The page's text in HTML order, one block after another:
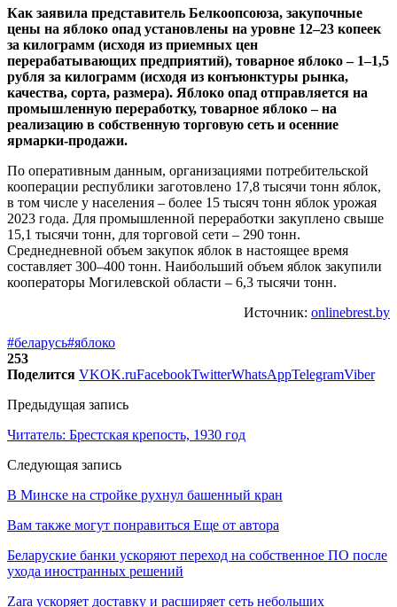
Как заявила представитель Белкоопсоюза, закупочные
цены на яблоко опад установлены на уровне 12–23 копеек
за килограмм (исходя из приемных цен
перерабатывающих предприятий), товарное яблоко – 1–1,5
рубля за килограмм (исходя из конъюнктуры рынка,
качества, сорта, размера). Яблоко опад отправляется на
промышленную переработку, товарное яблоко – на
реализацию в собственную торговую сеть и осенние
ярмарки-продажи.
По оперативным данным, организациями потребительской
кооперации республики заготовлено 17,8 тысячи тонн яблок,
в том числе у населения – более 15 тысяч тонн яблок урожая
2023 года. Для промышленной переработки закуплено свыше
15,1 тысячи тонн, для торговой сети – 290 тонн.
Среднедневной объем закупок яблок в настоящее время
составляет 300–400 тонн. Наибольший объем яблок закупили
кооператоры Могилевской области – 6,3 тысячи тонн.
Источник: onlinebrest.by
#беларусь#яблоко
253
Поделится VKOK.ruFacebookTwitterWhatsAppTelegramViber
Предыдущая запись
Читатель: Брестская крепость, 1930 год
Следующая запись
В Минске на стройке рухнул башенный кран
Вам также могут понравиться Еще от автора
Беларуские банки ускоряют переход на собственное ПО после
ухода иностранных решений
Zara ускоряет доставку и расширяет сеть небольших